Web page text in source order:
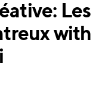
Les
with